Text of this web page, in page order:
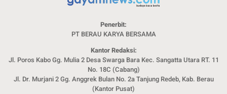
Penerbit:
PT BERAU KARYA BERSAMA
Kantor Redaksi:
Jl. Poros Kabo Gg. Mulia 2 Desa Swarga Bara Kec. Sangatta Utara RT. 11
No. 18C (Cabang)
Jl. Dr. Murjani 2 Gg. Anggrek Bulan No. 2a Tanjung Redeb, Kab. Berau
(Kantor Pusat)